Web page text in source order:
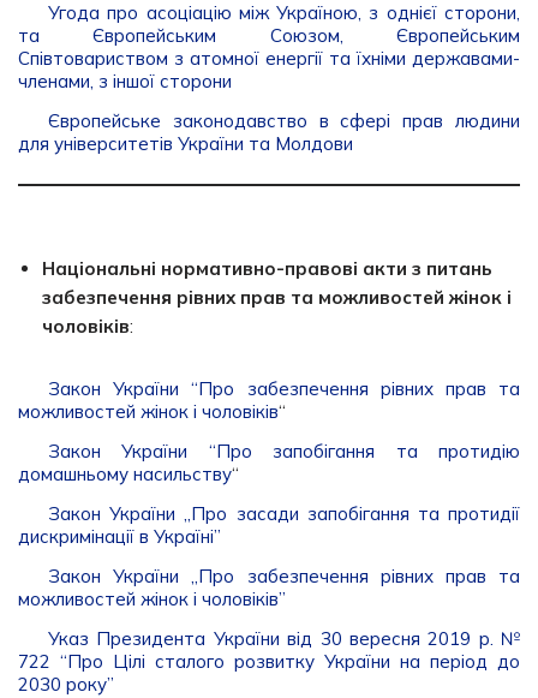
Угода про асоціацію між Україною, з однієї сторони,
та Європейським Союзом, Європейським
Співтовариством з атомної енергії та їхніми державами-
членами, з іншої сторони
Європейське законодавство в сфері прав людини
для університетів України та Молдови
Національні нормативно-правові акти з питань
забезпечення рівних прав та можливостей жінок і
чоловіків:
Закон України “Про забезпечення рівних прав та
можливостей жінок і чоловіків“
Закон України “Про запобігання та протидію
домашньому насильству“
Закон України „Про засади запобігання та протидії
дискримінації в Україні”
Закон України „Про забезпечення рівних прав та
можливостей жінок і чоловіків”
Указ Президента України від 30 вересня 2019 р. №
722 “Про Цілі сталого розвитку України на період до
2030 року”